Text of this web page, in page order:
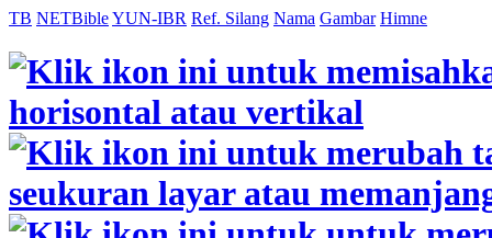
TB NETBibleYUN-IBR Ref. Silang Nama Gambar Himne